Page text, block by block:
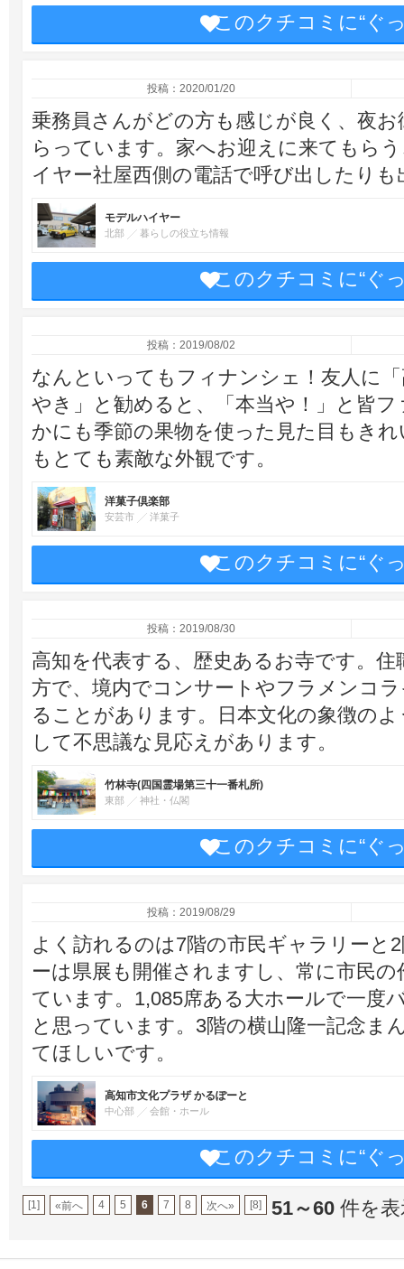
このクチコミに“ぐ
投稿：2020/01/20
乗務員さんがどの方も感じが良く、夜
らっています。家へお迎えに来てもら
イヤー社屋西側の電話で呼び出したり
モデルハイヤー
北部 暮らしの役立ち情報
このクチコミに“ぐ
投稿：2019/08/02
なんといってもフィナンシェ！友人に
やき」と勧めると、「本当や！」と皆
かにも季節の果物を使った見た目もき
もとても素敵な外観です。
洋菓子倶楽部
安芸市 洋菓子
このクチコミに“ぐ
投稿：2019/08/30
高知を代表する、歴史あるお寺です。
方で、境内でコンサートやフラメンコ
ることがあります。日本文化の象徴の
して不思議な見応えがあります。
竹林寺(四国霊場第三十一番札所)
東部 神社・仏閣
このクチコミに“ぐ
投稿：2019/08/29
よく訪れるのは7階の市民ギャラリーと
ーは県展も開催されますし、常に市民
ています。1,085席ある大ホールで一度
と思っています。3階の横山隆一記念ま
てほしいです。
高知市文化プラザ かるぽーと
中心部 会館・ホール
このクチコミに“ぐ
[1] «前へ 4 5 6 7 8 次へ» [8] 51～60 件を